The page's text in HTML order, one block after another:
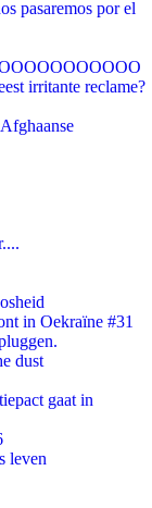
pasaremos por el
irritante reclame?
in Oekraïne #31
dust
gaat in
leven